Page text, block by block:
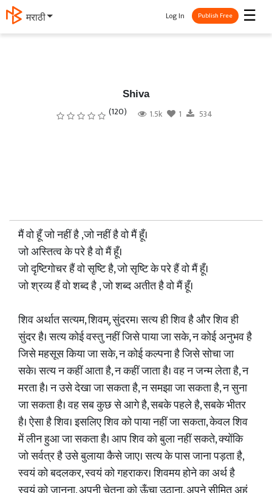
मराठी ☰
Log In Publish Free
Shiva
(120) 1.5k 1 534
मैं वो हूँ जो नहीं है ,जो नहीं है वो मैं हूँ।
जो अस्तित्व के परे है वो मैं हूँ।
जो दृष्टिगोचर हैं वो सृष्टि है, जो सृष्टि के परे हैं वो मैं हूँ।
जो श्रव्य हैं वो शब्द है , जो शब्द अतीत है वो मैं हूँ।
शिव अर्थात सत्यम, शिवम्, सुंदरम। सत्य ही शिव है और शिव ही
सुंदर है। सत्य कोई वस्तु नहीं जिसे पाया जा सके, न कोई अनुभव है
जिसे महसूस किया जा सके, न कोई कल्पना है जिसे सोचा जा
सके। सत्य न कहीं आता है, न कहीं जाता है। वह न जन्म लेता है, न
मरता है। न उसे देखा जा सकता है, न समझा जा सकता है, न सुना
जा सकता है। वह सब कुछ से आगे है, सबके पहले है, सबके भीतर
है। ऐसा है शिव। इसलिए शिव को पाया नहीं जा सकता, केवल शिव
में लीन हुआ जा सकता है। आप शिव को बुला नहीं सकते, क्योंकि
जो सर्वत्र है उसे बुलाया कैसे जाए। सत्य के पास जाना पड़ता है,
स्वयं को बदलकर, स्वयं को गहराकर। शिवमय होने का अर्थ है